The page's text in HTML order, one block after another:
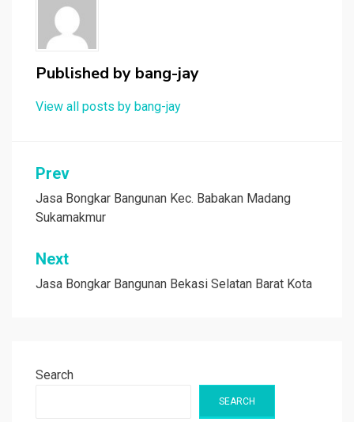
Published by bang-jay
View all posts by bang-jay
Post
navigation
Prev
Jasa Bongkar Bangunan Kec. Babakan Madang
Sukamakmur
Next
Jasa Bongkar Bangunan Bekasi Selatan Barat Kota
Search
SEARCH